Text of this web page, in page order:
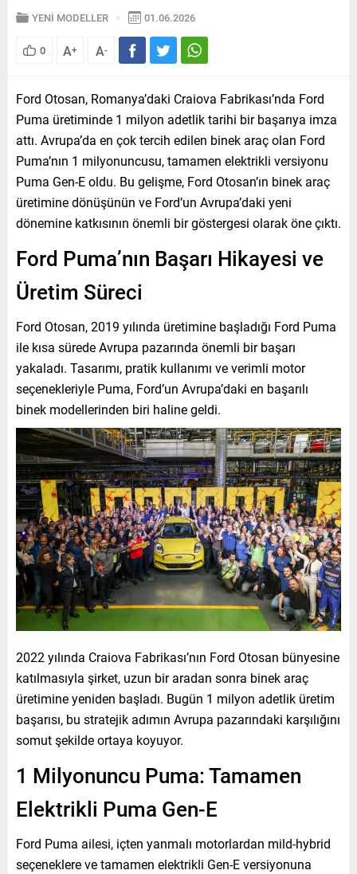
YENİ MODELLER 01.06.2026
0 A+ A-
Ford Otosan, Romanya’daki Craiova Fabrikası’nda Ford
Puma üretiminde 1 milyon adetlik tarihi bir başarıya imza
attı. Avrupa’da en çok tercih edilen binek araç olan Ford
Puma’nın 1 milyonuncusu, tamamen elektrikli versiyonu
Puma Gen-E oldu. Bu gelişme, Ford Otosan’ın binek araç
üretimine dönüşünün ve Ford’un Avrupa’daki yeni
dönemine katkısının önemli bir göstergesi olarak öne çıktı.
Ford Puma’nın Başarı Hikayesi ve
Üretim Süreci
Ford Otosan, 2019 yılında üretimine başladığı Ford Puma
ile kısa sürede Avrupa pazarında önemli bir başarı
yakaladı. Tasarımı, pratik kullanımı ve verimli motor
seçenekleriyle Puma, Ford’un Avrupa’daki en başarılı
binek modellerinden biri haline geldi.
2022 yılında Craiova Fabrikası’nın Ford Otosan bünyesine
katılmasıyla şirket, uzun bir aradan sonra binek araç
üretimine yeniden başladı. Bugün 1 milyon adetlik üretim
başarısı, bu stratejik adımın Avrupa pazarındaki karşılığını
somut şekilde ortaya koyuyor.
1 Milyonuncu Puma: Tamamen
Elektrikli Puma Gen-E
Ford Puma ailesi, içten yanmalı motorlardan mild-hybrid
seçeneklere ve tamamen elektrikli Gen-E versiyonuna